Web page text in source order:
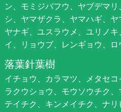
ン、モミジバフウ、ヤブデマ
シ、ヤマザクラ、ヤマハギ、
ヤナギ、ユスラウメ、ユリノ
イ、リョウブ、レンギョウ、ロ
落葉針葉樹
イチョウ、カラマツ、メタセコ
ラクウショウ、モウソウチク
テイチク、キンメイチク、ナ